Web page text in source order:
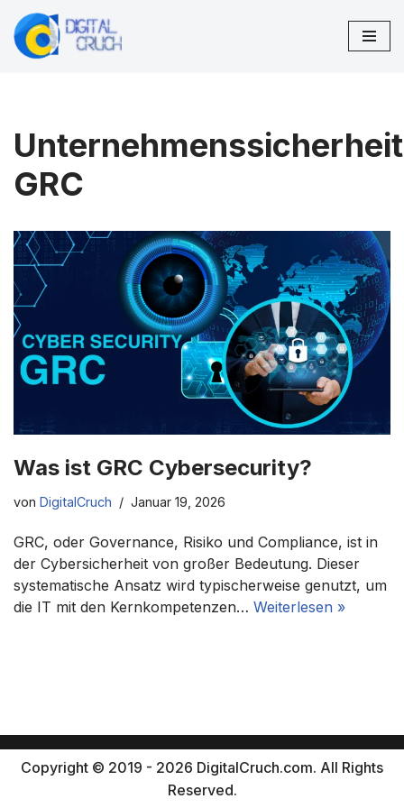
Zum
Unternehmenssicherheit
GRC
Was ist GRC Cybersecurity?
von DigitalCruch Januar 19, 2026
GRC, oder Governance, Risiko und Compliance, ist in
der Cybersicherheit von großer Bedeutung. Dieser
systematische Ansatz wird typischerweise genutzt, um
die IT mit den Kernkompetenzen… Weiterlesen »
Copyright © 2019 - 2026 DigitalCruch.com. All Rights
Reserved.